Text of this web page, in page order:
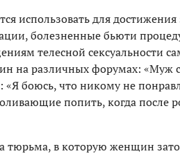
использовать для
болезненные бьюти
телесной сексуальности
на различных форумах: «Муж
боюсь, что никому не
попить, когда после
тюрьма, в которую женщин